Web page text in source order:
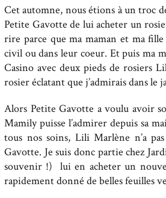
Cet automne, nous étions à un troc
Petite Gavotte de lui acheter un
rire parce que ma maman et ma
civil ou dans leur coeur. Et puis ma
Casino avec deux pieds de rosiers
rosier éclatant que j’admirais dans le
Alors Petite Gavotte a voulu avoir
Mamily puisse l’admirer depuis sa
tous nos soins, Lili Marlène n’a
Gavotte. Je suis donc partie chez
souvenir !) lui en acheter un
rapidement donné de belles feuilles